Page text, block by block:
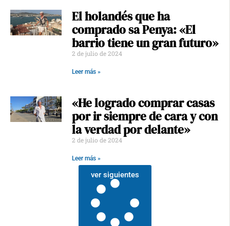
El holandés que ha
comprado sa Penya: «El
barrio tiene un gran futuro»
2 de julio de 2024
Leer más »
«He logrado comprar casas
por ir siempre de cara y con
la verdad por delante»
2 de julio de 2024
Leer más »
ver siguientes